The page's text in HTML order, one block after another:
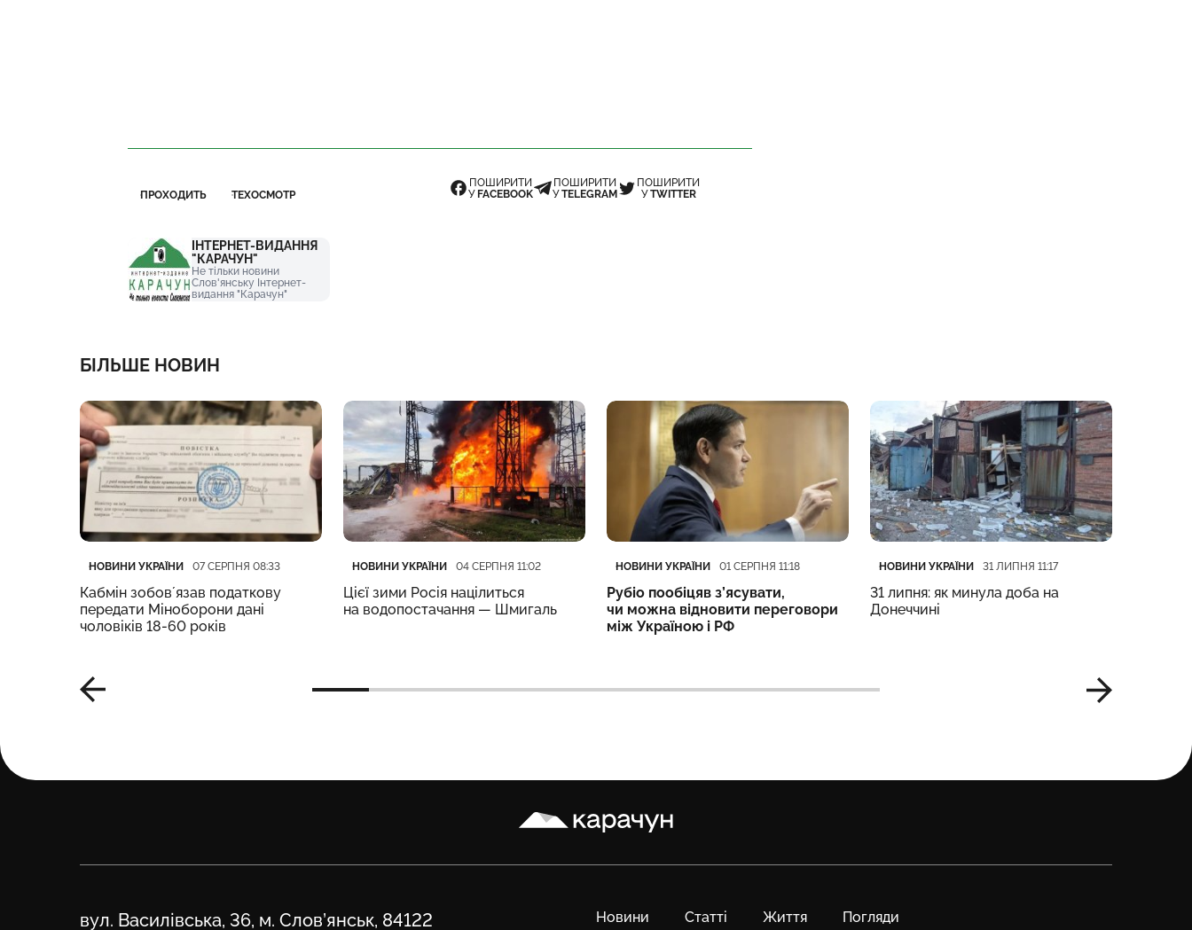
ПРОХОДИТЬ ТЕХОСМОТР
ПОШИРИТИ
У FACEBOOK
ПОШИРИТИ
УTELEGRAM
ПОШИРИТИ
УTWITTER
ІНТЕРНЕТ-ВИДАННЯ
"КАРАЧУН"
Не тільки новини
Слов'янську Інтернет-
видання "Карачун"
БІЛЬШЕ НОВИН
Категорія
НОВИНИ УКРАЇНИ
Дата публікації 07 СЕРПНЯ 08:33
Кабмін зобовʼязав податкову
передати Міноборони дані
чоловіків 18-60 років
Категорія
НОВИНИ УКРАЇНИ
Дата публікації 04 СЕРПНЯ 11:02
Цієї зими Росія націлиться
на водопостачання — Шмигаль
Категорія
НОВИНИ УКРАЇНИ
Дата публікації 01 СЕРПНЯ 11:18
Рубіо пообіцяв з’ясувати,
чи можна відновити переговори
між Україною і РФ
Категорія
НОВИНИ УКРАЇНИ
Дата публікації 31 ЛИПНЯ 11:17
31 липня: як минула доба на
Донеччині
Карачун
Новини Статті Життя Погляди
Адреса
вул. Василівська, 36, м. Слов’янськ, 84122